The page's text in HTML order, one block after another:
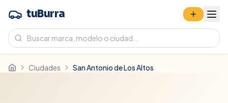
tuBurra
Ciudades San Antonio de Los Altos